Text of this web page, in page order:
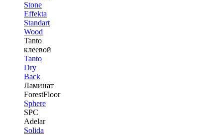
Stone
Effekta
Standart
Wood
Tanto
клеевой
Tanto
Dry
Back
Ламинат
ForestFloor
Sphere
SPC
Adelar
Solida